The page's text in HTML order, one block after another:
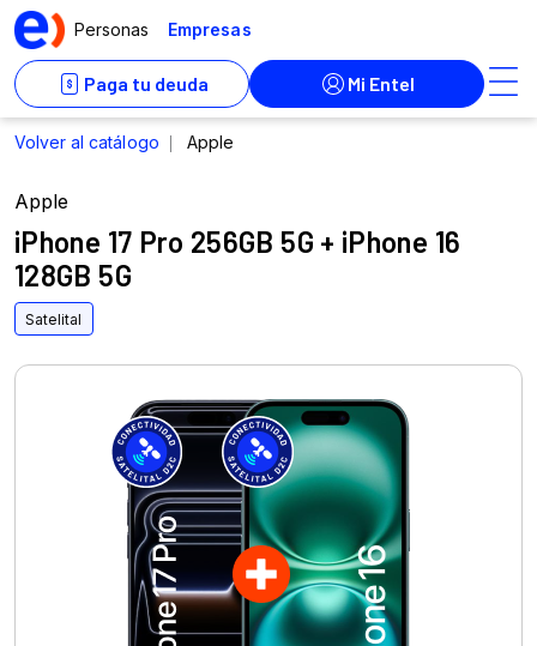
Apple
iPhone 17 Pro 256GB 5G + iPhone 16
128GB 5G